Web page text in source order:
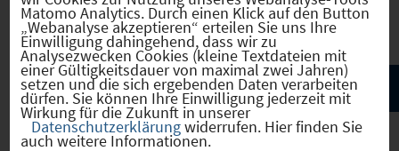
E-Mail:info@igz-cham.de
Matomo Analytics. Durch einen Klick auf den Button
„Webanalyse akzeptieren“ erteilen Sie uns Ihre
Einwilligung dahingehend, dass wir zu
Analysezwecken Cookies (kleine Textdateien mit
einer Gültigkeitsdauer von maximal zwei Jahren)
setzen und die sich ergebenden Daten verarbeiten
dürfen. Sie können Ihre Einwilligung jederzeit mit
Wirkung für die Zukunft in unserer
Datenschutzerklärungwiderrufen. Hier finden Sie
auch weitere Informationen.